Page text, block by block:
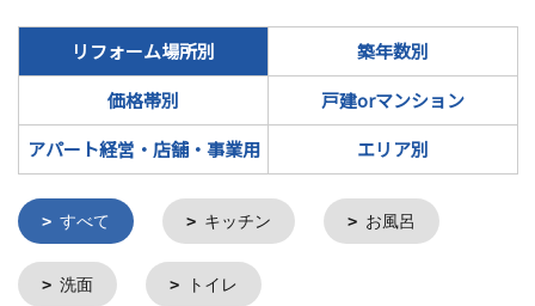
リフォーム場所別
築年数別
価格帯別
戸建orマンション
アパート経営・店舗・事業用
エリア別
すべて キッチン お風呂
洗面 トイレ